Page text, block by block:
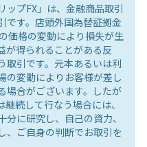
ップFX」は、金融商品取引
です。店頭外国為替証拠金
価格の変動により損失が生
が得られることがある反
取引です。元本あるいは利
の変動によりお客様が差し
場合がございます。したが
続して行なう場合には、
に研究し、自己の資力、
、ご自身の判断でお取引を